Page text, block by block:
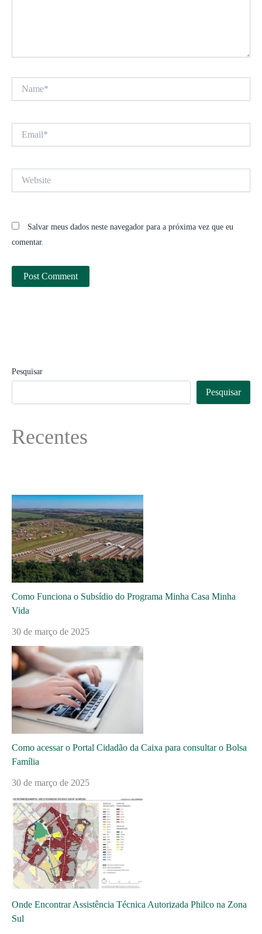
Salvar meus dados neste navegador para a próxima vez que eu
comentar.
Pesquisar
Pesquisar
Recentes
Como Funciona o Subsídio do Programa Minha Casa Minha
Vida
30 de março de 2025
Como acessar o Portal Cidadão da Caixa para consultar o Bolsa
Família
30 de março de 2025
Onde Encontrar Assistência Técnica Autorizada Philco na Zona
Sul